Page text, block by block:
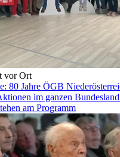
vor Ort
80 Jahre ÖGB
im ganzen
am Programm